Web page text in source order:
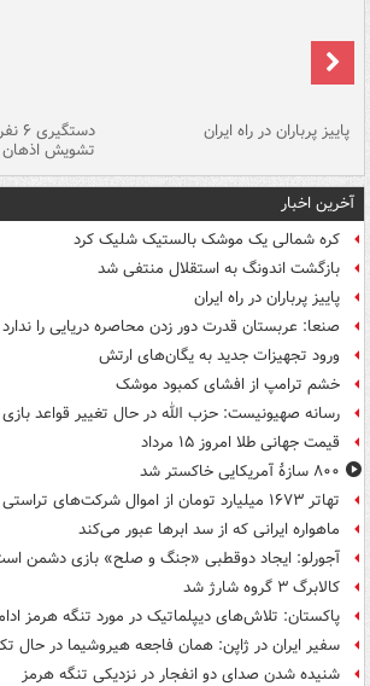
پاییز پرباران در راه ایران
تشویش
آخرین اخبار
کره شمالی یک موشک بالستیک شلیک کرد
بازگشت اندونگ به استقلال منتفی شد
پاییز پرباران در راه ایران
صنعا: عربستان قدرت دور زدن محاصره دریایی را ندارد
ورود تجهیزات جدید به یگان‌های ارتش
خشم ترامپ از افشای کمبود موشک
رسانه صهیونیست: حزب الله در حال تغییر قواعد
قیمت جهانی طلا امروز ۱۵ مرداد
۸۰۰ سازۀ آمریکایی خاکستر شد
تهاتر ۱۶۷۳ میلیارد تومان از اموال شرکت‌های تراستی
ماهواره ایرانی که از سد ابرها عبور می‌کند
آجورلو: ایجاد دوقطبی «جنگ و صلح‌» بازی دشمن
کالابرگ ۳ گروه شارژ شد
پاکستان: تلاش‌های دیپلماتیک در مورد تنگه هرمز
سفیر ایران در ژاپن: همان فاجعه هیروشیما در حال
شنیده شدن صدای دو انفجار در نزدیکی تنگه هرمز